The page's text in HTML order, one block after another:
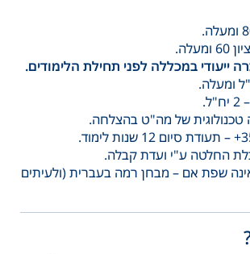
ייעודי במכללה לפני תחילת הלימודים.
טכנולוגית של מה"ט בהצלחה.
החלטה ע"י ועדת קבלה.
שפת אם – מבחן רמה בעברית (ולעיתים